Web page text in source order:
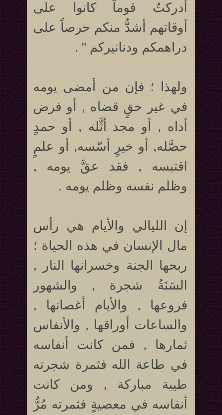
أدركتُ قوماً كانوا على
أوقاتهم أشدُّ منكم حرصاً على
دراهمكم ودنانيركم " .
ولهذا ؛ فإن من أمضى يومه
في غير حقٍ قضاه , أو فرض
أداه , أو مجد أثَّله , أو حمدٍ
حصَّله, أو خيرٍ أسّسه, أو علمٍ
اقتبسه , فقد عقَّ يومه ,
وظلم نفسه وظلم يومه .
إن الليالي والأيام هي رأس
مال الإنسان في هذه الحياة ؛
ربحها الجنة وخسرانها النار ,
السَنَةُ شجرة , والشهور
فروعها , والأيام أغصانها ,
والساعات أوراقها , والأنفاس
ثمارها , فمن كانت أنفاسه
في طاعة الله فثمرة شجرته
طيبة مباركة , ومن كانت
أنفاسه في معصيةٍ فثمرته مُرٌّ